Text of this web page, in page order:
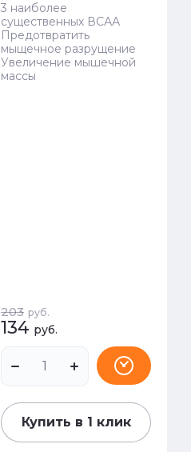
3 наиболее
существенных ВСАА
Предотвратить
мыщечное разрущение
Увеличение мышечной
массы
203 руб.
134 руб.
Купить в 1 клик